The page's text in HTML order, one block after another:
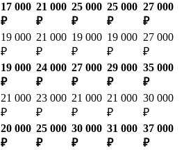
17 000
₽
21 000
₽
25 000
₽
25 000
₽
27 000
₽
19 000
₽
21 000
₽
19 000
₽
19 000
₽
27 000
₽
19 000
₽
24 000
₽
27 000
₽
29 000
₽
35 000
₽
21 000
₽
23 000
₽
21 000
₽
21 000
₽
30 000
₽
20 000
₽
25 000
₽
30 000
₽
31 000
₽
37 000
₽